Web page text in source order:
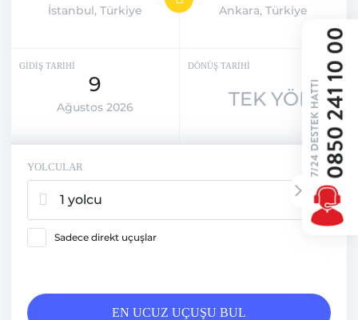
İstanbul, Türkiye Ankara, Türkiye
GİDİŞ TARİHİ
9
Ağustos 2026
DÖNÜŞ TARİHİ
TEK YÖN
YOLCULAR
1 yolcu
Sadece direkt uçuşlar
EN UCUZ UÇUŞU BUL